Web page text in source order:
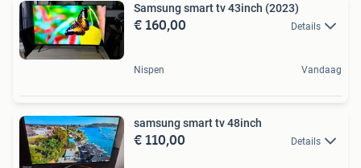
Samsung smart tv 43inch (2023)
€ 160,00 Details
Nispen Vandaag
samsung smart tv 48inch
€ 110,00 Details